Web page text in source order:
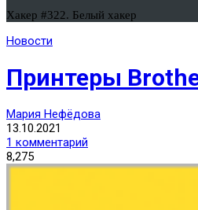
Хакер #322. Белый хакер
Новости
Принтеры
Мария Нефёдова
13.10.2021
1 комментарий
8,275